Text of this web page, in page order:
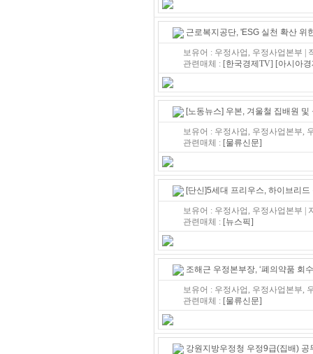
근로복지공단, 'ESG 실천 확산 위
보유어 : 우정사업, 우정사업본부
관련매체 : [한국경제TV] [아시아
[노동뉴스] 우본, 겨울철 집배원
보유어 : 우정사업, 우정사업본부,
관련매체 : [물류신문]
[단신]5세대 프리우스, 하이브리
보유어 : 우정사업, 우정사업본부 |
관련매체 : [뉴스픽]
조해근 우정본부장, ‘폐의약품 회
보유어 : 우정사업, 우정사업본부,
관련매체 : [물류신문]
강원지방우정청 우정9급(집배)